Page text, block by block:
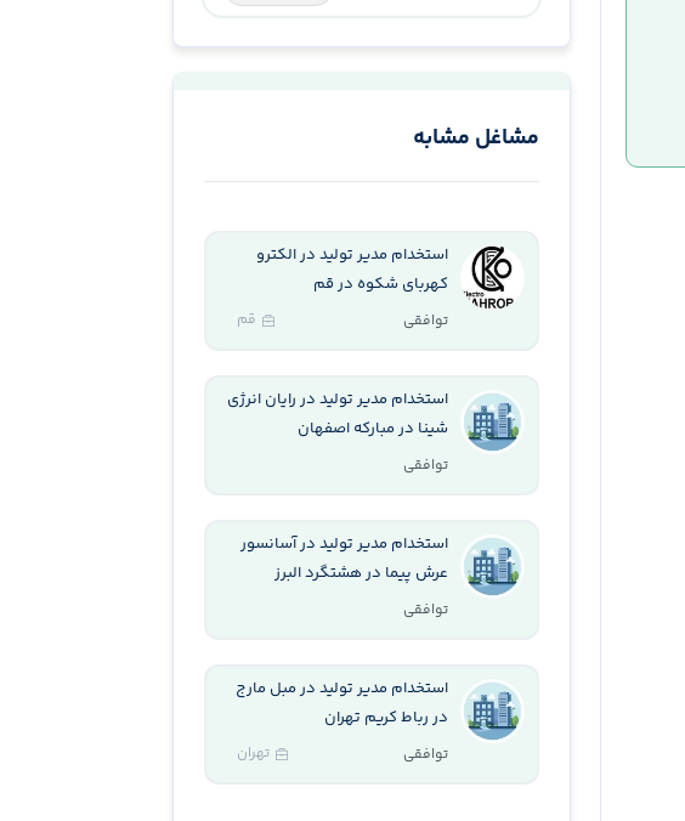
مشاغل مشابه
استخدام مدیر تولید در الکترو
کهربای شکوه در قم
توافقی قم
استخدام مدیر تولید در رایان انرژی
شینا در مبارکه اصفهان
توافقی
استخدام مدیر تولید در آسانسور
عرش پیما در هشتگرد البرز
توافقی
استخدام مدیر تولید در مبل مارج
در رباط کریم تهران
توافقی تهران